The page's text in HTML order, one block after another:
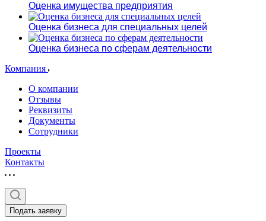
Оценка имущества предприятия
Оценка бизнеса для специальных целей
Оценка бизнеса по сферам деятельности
Компания
О компании
Отзывы
Реквизиты
Документы
Сотрудники
Проекты
Контакты
Подать заявку